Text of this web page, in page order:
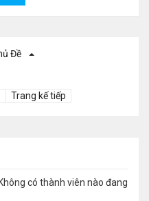
Đề
Trang kế tiếp
có thành viên nào đang